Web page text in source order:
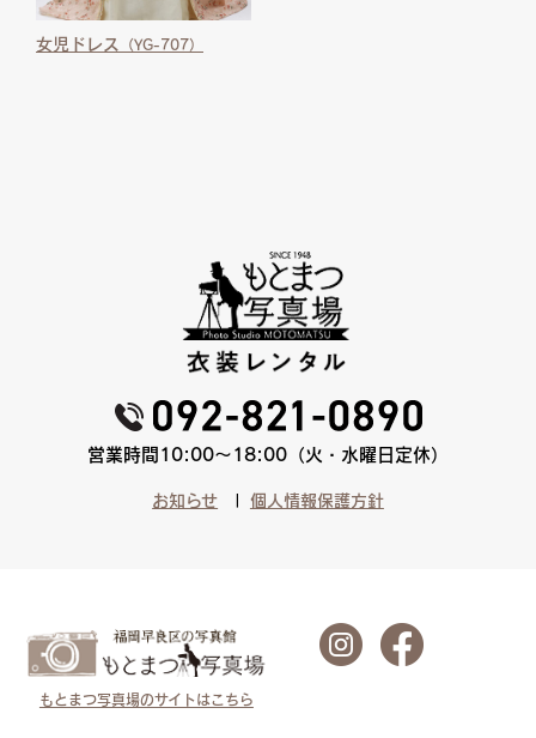
女児ドレス （YG-707）
営業時間10:00〜18:00（火・水曜日定休）
お知らせ 個人情報保護方針
もとまつ写真場のサイトはこちら